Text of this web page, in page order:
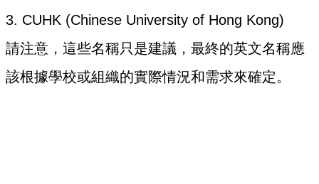
3. CUHK (Chinese University of Hong Kong)
請注意，這些名稱只是建議，最終的英文名稱應
該根據學校或組織的實際情況和需求來確定。